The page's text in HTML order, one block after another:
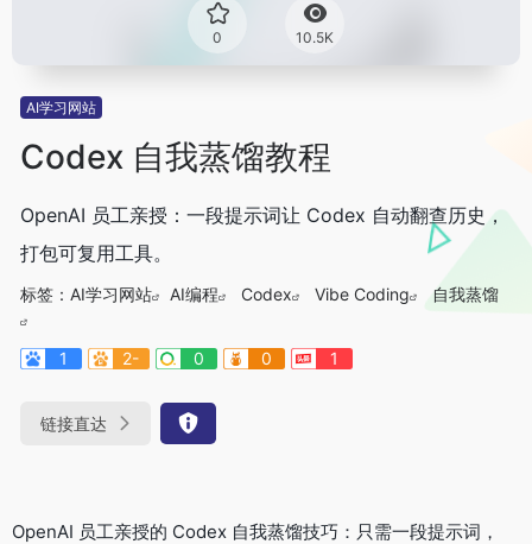
0 10.5K
AI学习网站
Codex 自我蒸馏教程
OpenAI 员工亲授：一段提示词让 Codex 自动翻查历史，
打包可复用工具。
标签： AI学习网站 AI编程 Codex Vibe Coding 自我蒸馏
1 2- 0 0 1
链接直达
OpenAI 员工亲授的 Codex 自我蒸馏技巧：只需一段提示词，